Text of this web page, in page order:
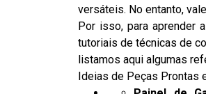
versáteis. No entanto,
Por isso, para aprender
tutoriais de técnicas de
listamos aqui algumas
Ideias de Peças Prontas